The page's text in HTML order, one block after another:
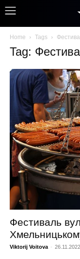
Home Tags
Tag:
Фестиваль
Viktorij Voitova - 26.11.2022